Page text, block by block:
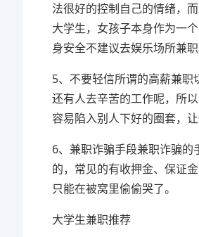
法很好的控制自己的情绪，
大学生，女孩子本身作为一
身安全不建议去娱乐场所兼职
5、不要轻信所谓的高薪兼职
还有人去辛苦的工作呢，所
容易陷入别人下好的圈套，
6、兼职诈骗手段兼职诈骗
的，常见的有收押金、保证
只能在被窝里偷偷哭了。
大学生兼职推荐